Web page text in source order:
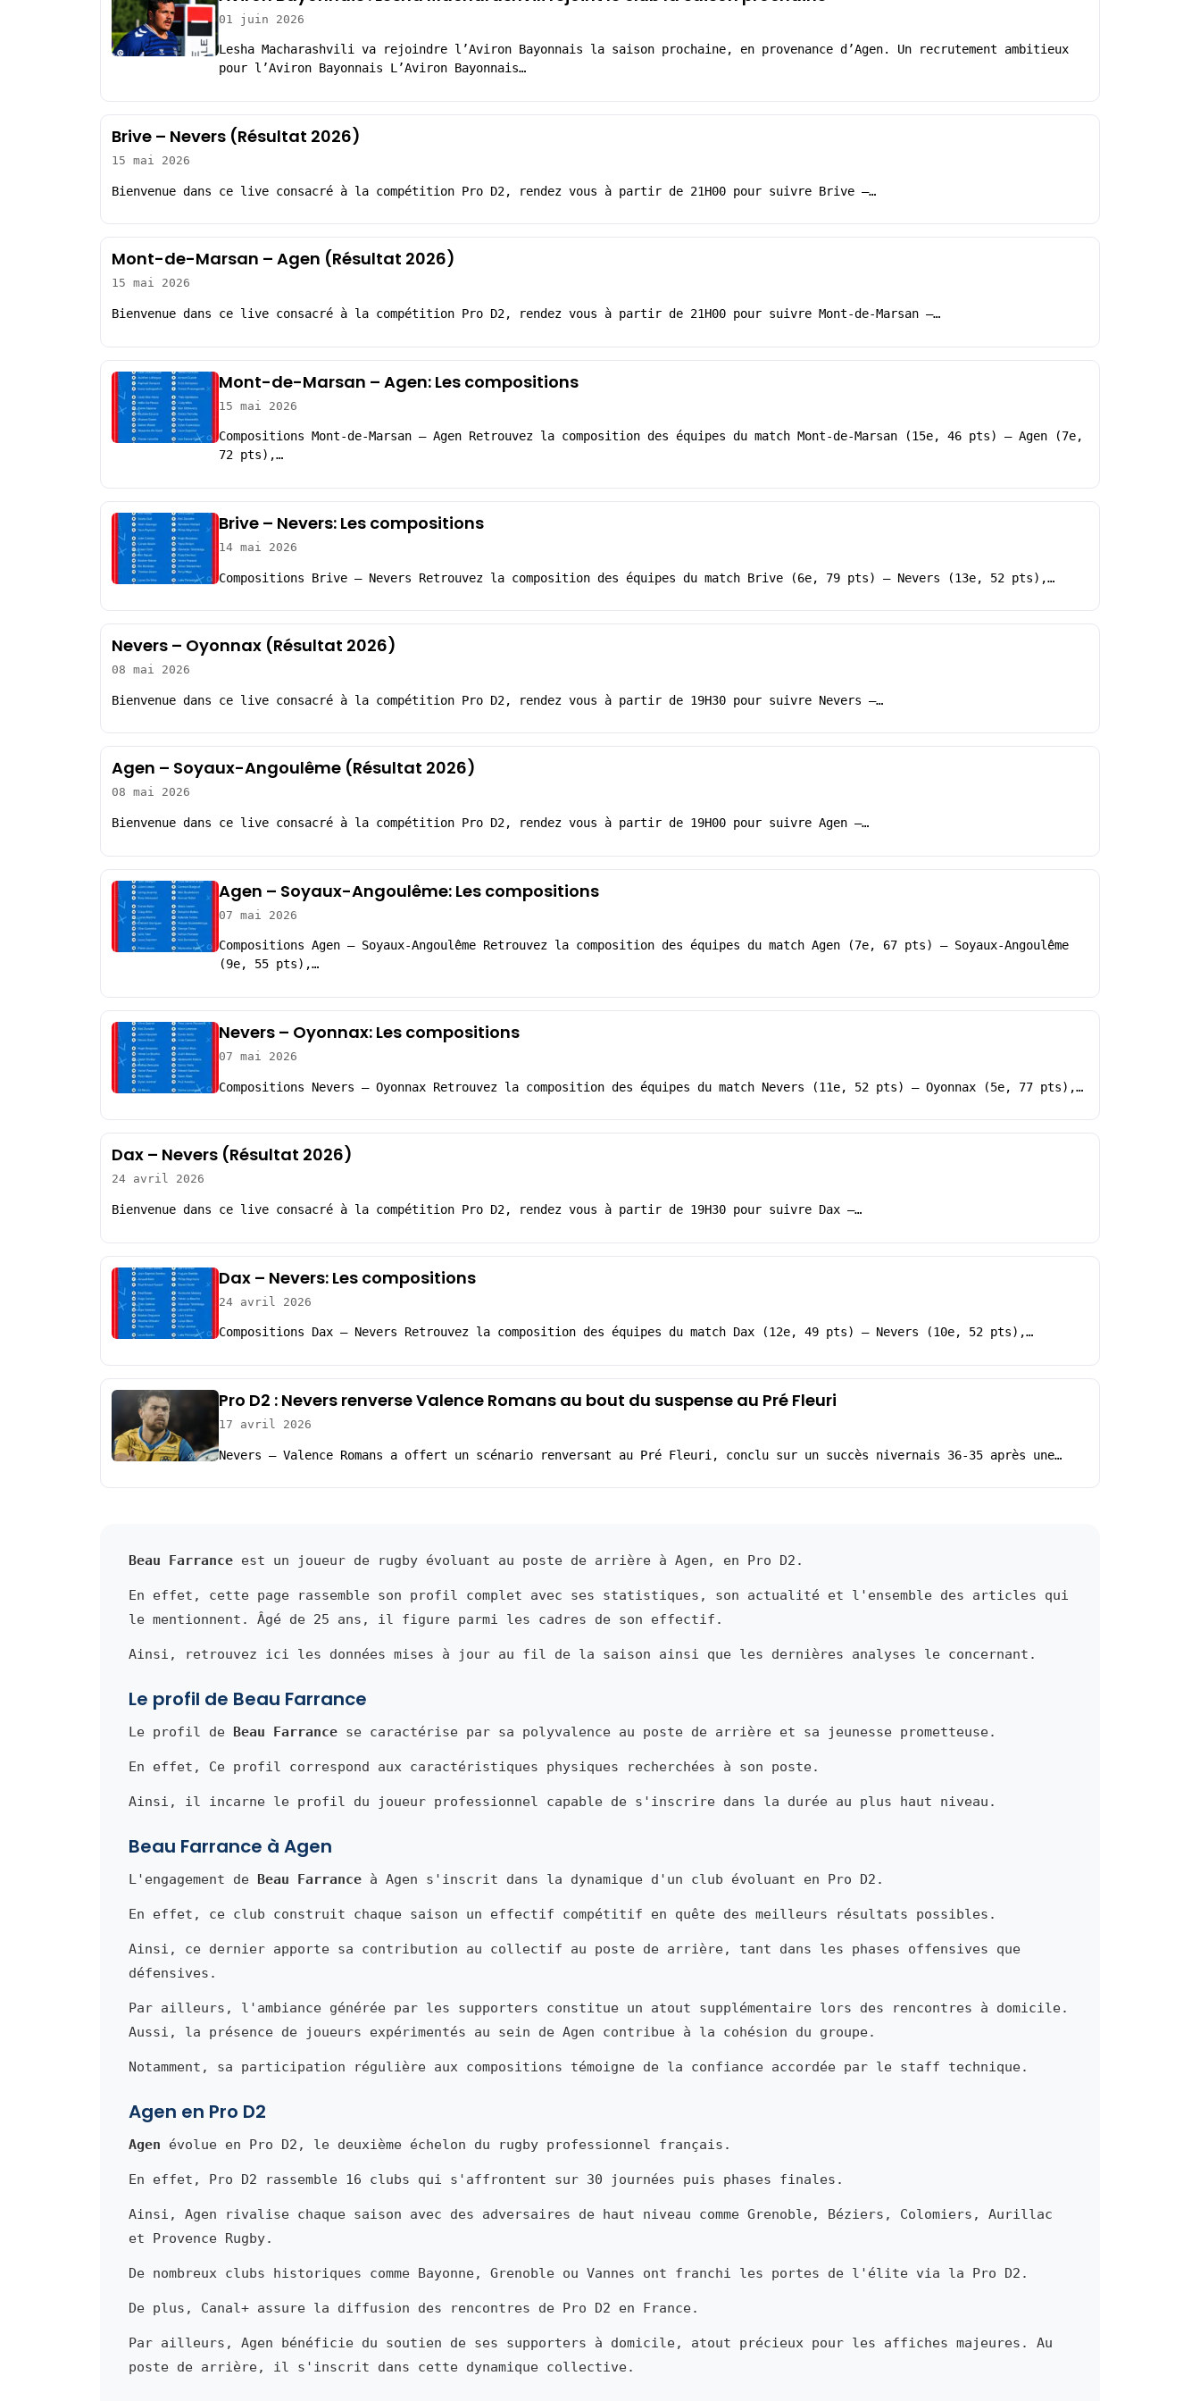
01 juin 2026
Lesha Macharashvili va rejoindre l’Aviron Bayonnais la saison prochaine, en provenance d’Agen. Un recrutement ambitieux
pour l’Aviron Bayonnais L’Aviron Bayonnais…
Brive – Nevers (Résultat 2026)
15 mai 2026
Bienvenue dans ce live consacré à la compétition Pro D2, rendez vous à partir de 21H00 pour suivre Brive –…
Mont-de-Marsan – Agen (Résultat 2026)
15 mai 2026
Bienvenue dans ce live consacré à la compétition Pro D2, rendez vous à partir de 21H00 pour suivre Mont-de-Marsan –…
Mont-de-Marsan – Agen: Les compositions
15 mai 2026
Compositions Mont-de-Marsan – Agen Retrouvez la composition des équipes du match Mont-de-Marsan (15e, 46 pts) – Agen (7e,
72 pts),…
Brive – Nevers: Les compositions
14 mai 2026
Compositions Brive – Nevers Retrouvez la composition des équipes du match Brive (6e, 79 pts) – Nevers (13e, 52 pts),…
Nevers – Oyonnax (Résultat 2026)
08 mai 2026
Bienvenue dans ce live consacré à la compétition Pro D2, rendez vous à partir de 19H30 pour suivre Nevers –…
Agen – Soyaux-Angoulême (Résultat 2026)
08 mai 2026
Bienvenue dans ce live consacré à la compétition Pro D2, rendez vous à partir de 19H00 pour suivre Agen –…
Agen – Soyaux-Angoulême: Les compositions
07 mai 2026
Compositions Agen – Soyaux-Angoulême Retrouvez la composition des équipes du match Agen (7e, 67 pts) – Soyaux-Angoulême
(9e, 55 pts),…
Nevers – Oyonnax: Les compositions
07 mai 2026
Compositions Nevers – Oyonnax Retrouvez la composition des équipes du match Nevers (11e, 52 pts) – Oyonnax (5e, 77 pts),…
Dax – Nevers (Résultat 2026)
24 avril 2026
Bienvenue dans ce live consacré à la compétition Pro D2, rendez vous à partir de 19H30 pour suivre Dax –…
Dax – Nevers: Les compositions
24 avril 2026
Compositions Dax – Nevers Retrouvez la composition des équipes du match Dax (12e, 49 pts) – Nevers (10e, 52 pts),…
Pro D2 : Nevers renverse Valence Romans au bout du suspense au Pré Fleuri
17 avril 2026
Nevers – Valence Romans a offert un scénario renversant au Pré Fleuri, conclu sur un succès nivernais 36-35 après une…
Beau Farrance est un joueur de rugby évoluant au poste de arrière à Agen, en Pro D2.
En effet, cette page rassemble son profil complet avec ses statistiques, son actualité et l'ensemble des articles qui
le mentionnent. Âgé de 25 ans, il figure parmi les cadres de son effectif.
Ainsi, retrouvez ici les données mises à jour au fil de la saison ainsi que les dernières analyses le concernant.
Le profil de Beau Farrance
Le profil de Beau Farrance se caractérise par sa polyvalence au poste de arrière et sa jeunesse prometteuse.
En effet, Ce profil correspond aux caractéristiques physiques recherchées à son poste.
Ainsi, il incarne le profil du joueur professionnel capable de s'inscrire dans la durée au plus haut niveau.
Beau Farrance à Agen
L'engagement de Beau Farrance à Agen s'inscrit dans la dynamique d'un club évoluant en Pro D2.
En effet, ce club construit chaque saison un effectif compétitif en quête des meilleurs résultats possibles.
Ainsi, ce dernier apporte sa contribution au collectif au poste de arrière, tant dans les phases offensives que
défensives.
Par ailleurs, l'ambiance générée par les supporters constitue un atout supplémentaire lors des rencontres à domicile.
Aussi, la présence de joueurs expérimentés au sein de Agen contribue à la cohésion du groupe.
Notamment, sa participation régulière aux compositions témoigne de la confiance accordée par le staff technique.
Agen en Pro D2
Agen évolue en Pro D2, le deuxième échelon du rugby professionnel français.
En effet, Pro D2 rassemble 16 clubs qui s'affrontent sur 30 journées puis phases finales.
Ainsi, Agen rivalise chaque saison avec des adversaires de haut niveau comme Grenoble, Béziers, Colomiers, Aurillac
et Provence Rugby.
De nombreux clubs historiques comme Bayonne, Grenoble ou Vannes ont franchi les portes de l'élite via la Pro D2.
De plus, Canal+ assure la diffusion des rencontres de Pro D2 en France.
Par ailleurs, Agen bénéficie du soutien de ses supporters à domicile, atout précieux pour les affiches majeures. Au
poste de arrière, il s'inscrit dans cette dynamique collective.